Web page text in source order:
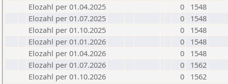
Elozahl per 01.04.2025
0
1548
Elozahl per 01.07.2025
0
1548
Elozahl per 01.10.2025
0
1548
Elozahl per 01.01.2026
0
1548
Elozahl per 01.04.2026
0
1548
Elozahl per 01.07.2026
0
1562
Elozahl per 01.10.2026
0 1562